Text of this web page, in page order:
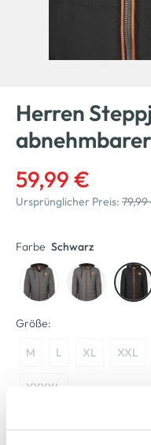
Herren
59,99 €
Ursprünglicher Preis:
Farbe Schwarz
Größe:
M L XL XXL
XXXXL